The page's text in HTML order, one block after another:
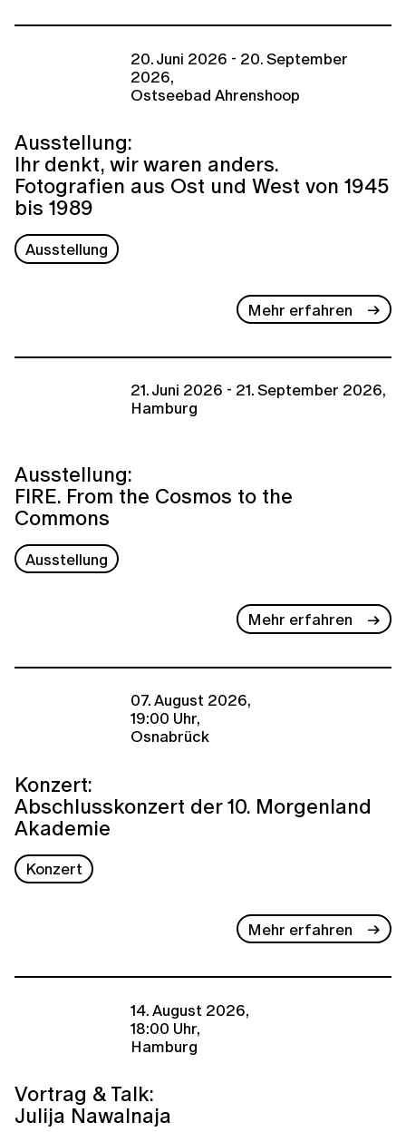
20. Juni 2026 - 20. September
2026,
Ostseebad Ahrenshoop
Ausstellung:
Ihr denkt, wir waren anders.
Fotografien aus Ost und West von 1945
bis 1989
Ausstellung
Mehr erfahren
21. Juni 2026 - 21. September 2026,
Hamburg
Ausstellung:
FIRE. From the Cosmos to the
Commons
Ausstellung
Mehr erfahren
07. August 2026,
19:00 Uhr,
Osnabrück
Konzert:
Abschlusskonzert der 10. Morgenland
Akademie
Konzert
Mehr erfahren
14. August 2026,
18:00 Uhr,
Hamburg
Vortrag & Talk:
Julija Nawalnaja